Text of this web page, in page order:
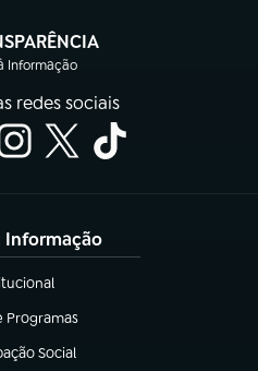
Informação
(abre em nova aba)
redes sociais
Informação
em nova aba)
Programas
nova aba)
Social
nova aba)